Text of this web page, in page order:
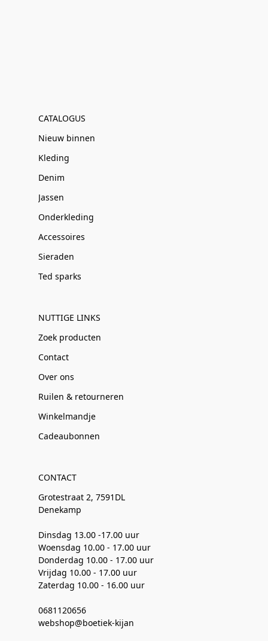
CATALOGUS
Nieuw binnen
Kleding
Denim
Jassen
Onderkleding
Accessoires
Sieraden
Ted sparks
NUTTIGE LINKS
Zoek producten
Contact
Over ons
Ruilen & retourneren
Winkelmandje
Cadeaubonnen
CONTACT
Grotestraat 2, 7591DL
Denekamp
Dinsdag 13.00 -17.00 uur
Woensdag 10.00 - 17.00 uur
Donderdag 10.00 - 17.00 uur
Vrijdag 10.00 - 17.00 uur
Zaterdag 10.00 - 16.00 uur
0681120656
webshop@boetiek-kijan